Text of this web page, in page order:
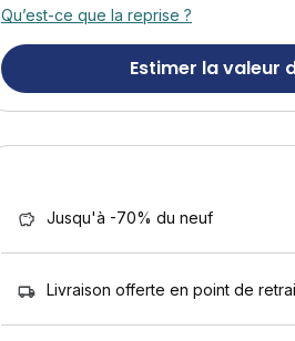
Qu’est-ce que la reprise ?
Estimer la valeur
Jusqu'à -70% du neuf
Livraison offerte en point de